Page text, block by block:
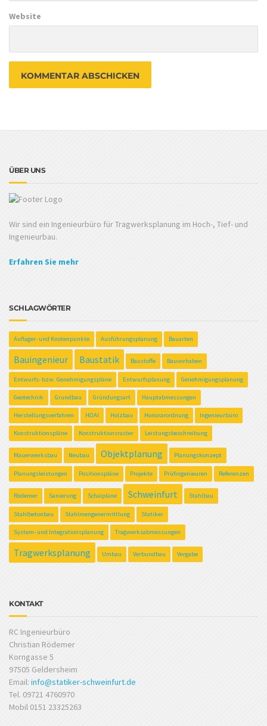
Website
ÜBER UNS
Wir sind ein Ingenieurbüro für Tragwerksplanung im Hoch-, Tief- und
Ingenieurbau.
Erfahren Sie mehr
SCHLAGWÖRTER
Auflager- und Knotenpunkte Ausführungsplanung Bauarten
Bauingenieur Baustatik Baustoffe Bauvorhaben
Entwurfs- bzw. Genehmigungspläne Entwurfsplanung Genehmigungsplanung
Geotechnik Grundbau Gründungsart Hauptabmessungen
Herstellungsverfahren HOAI Holzbau Honorarordnung Ingenieurbüro
Konstruktionspläne Konstruktionsraster Leistungsbeschreibung
Mauerwerksbau Neubau Objektplanung Planungskonzept
Planungsleistungen Positionspläne Projekte Prüfingenieuren Referenzen
Rödemer Sanierung Schalpläne Schweinfurt Stahlbau
Stahlbetonbau Stahlmengenermittlung Statiker
System- und Integrationsplanung Tragwerksabmessungen
Tragwerksplanung Umbau Verbundbau Vergabe
KONTAKT
RC Ingenieurbüro
Christian Rödemer
Korngasse 5
97505 Geldersheim
Email: info@statiker-schweinfurt.de
Tel. 09721 4760970
Mobil 0151 23325263